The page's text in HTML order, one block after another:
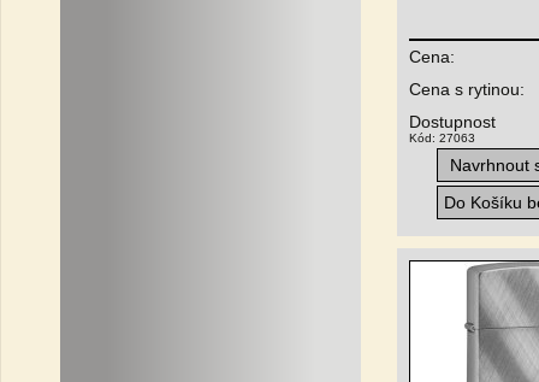
Cena:
Cena s rytinou:
Dostupnost
Kód: 27063
Navrhnout
Do Košíku